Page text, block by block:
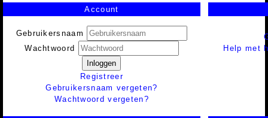
Account
Gebruikersnaam
Wachtwoord
Inloggen
Registreer
Gebruikersnaam vergeten?
Wachtwoord vergeten?
Help met